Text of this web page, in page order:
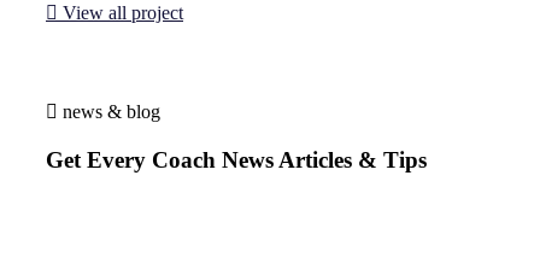
View all project
news & blog
Get Every Coach News Articles & Tips